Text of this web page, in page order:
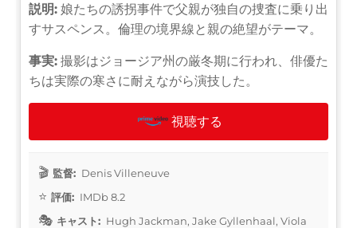
説明: 娘たちの誘拐事件で父親が独自の捜査に乗り出
すサスペンス。倫理の境界線と親の絶望がテーマ。
事実: 撮影はジョージア州の厳冬期に行われ、俳優た
ちは実際の寒さに耐えながら演技した。
視聴する
監督: Denis Villeneuve
評価: IMDb 8.2
キャスト: Hugh Jackman, Jake Gyllenhaal, Viola